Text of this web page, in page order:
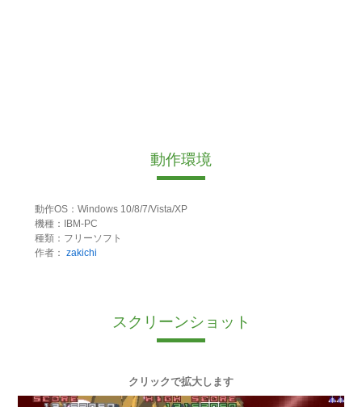
動作環境
動作OS：Windows 10/8/7/Vista/XP
機種：IBM-PC
種類：フリーソフト
作者： zakichi
スクリーンショット
クリックで拡大します